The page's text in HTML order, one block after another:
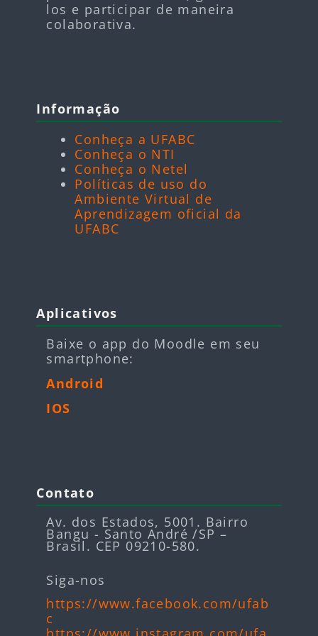
los e participar de maneira
colaborativa.
Informação
Conheça a UFABC
Conheça o NTI
Conheça o Netel
Políticas de uso do
Ambiente Virtual de
Aprendizagem oficial da
UFABC
Aplicativos
Baixe o app do Moodle em seu
smartphone:
Android
IOS
Contato
Av. dos Estados, 5001. Bairro
Bangu - Santo André /SP –
Brasil. CEP 09210-580.
Siga-nos
https://www.facebook.com/ufab
c